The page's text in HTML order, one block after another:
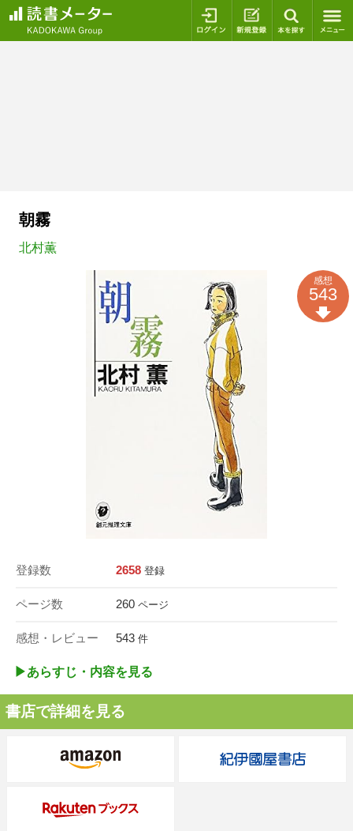
ログイン 新規登録
朝霧
北村薫
登録数 2658 登録
ページ数 260 ページ
感想・レビュー 543 件
感想
543
▶︎あらすじ・内容を見る
書店で詳細を見る